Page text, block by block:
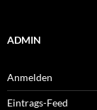
ADMIN
Anmelden
Eintrags-Feed